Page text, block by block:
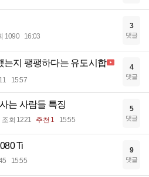
1090 16:03
3
댓글
는지 팽팽하다는 유도시합
15:57
4
댓글
는 사람들 특징
조회 1221 추천 1 15:55
5
댓글
Ti
15:55
9
댓글